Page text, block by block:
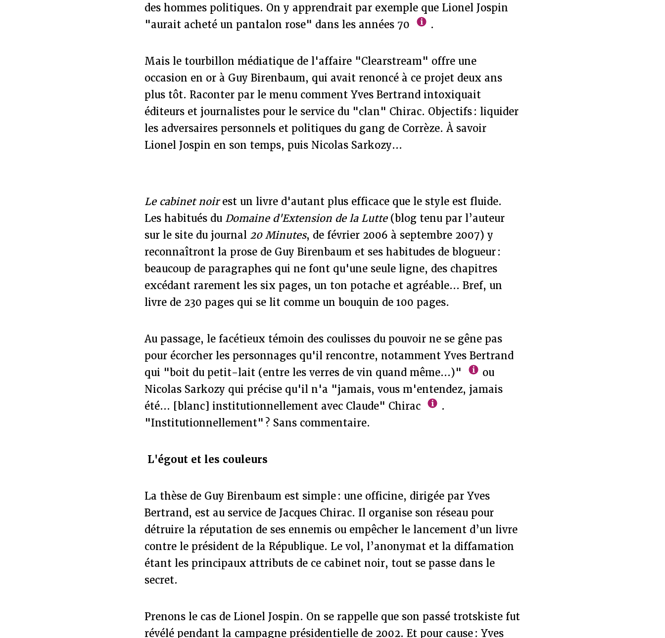
des hommes politiques. On y apprendrait par exemple que Lionel Jospin
"aurait acheté un pantalon rose" dans les années 70
.
Mais le tourbillon médiatique de l'affaire "Clearstream" offre une
occasion en or à Guy Birenbaum, qui avait renoncé à ce projet deux ans
plus tôt. Raconter par le menu comment Yves Bertrand intoxiquait
éditeurs et journalistes pour le service du "clan" Chirac. Objectifs : liquider
les adversaires personnels et politiques du gang de Corrèze. À savoir
Lionel Jospin en son temps, puis Nicolas Sarkozy...
Le cabinet noirest un livre d'autant plus efficace que le style est fluide.
Les habitués du Domaine d'Extension de la Lutte (blog tenu par l’auteur
sur le site du journal 20 Minutes, de février 2006 à septembre 2007) y
reconnaîtront la prose de Guy Birenbaum et ses habitudes de blogueur :
beaucoup de paragraphes qui ne font qu'une seule ligne, des chapitres
excédant rarement les six pages, un ton potache et agréable... Bref, un
livre de 230 pages qui se lit comme un bouquin de 100 pages.
Au passage, le facétieux témoin des coulisses du pouvoir ne se gêne pas
pour écorcher les personnages qu'il rencontre, notamment Yves Bertrand
qui "boit du petit-lait (entre les verres de vin quand même...)"
ou
Nicolas Sarkozy qui précise qu'il n'a "jamais, vous m'entendez, jamais
été... [blanc] institutionnellement avec Claude" Chirac
.
"Institutionnellement" ? Sans commentaire.
L'égout et les couleurs
La thèse de Guy Birenbaum est simple : une officine, dirigée par Yves
Bertrand, est au service de Jacques Chirac. Il organise son réseau pour
détruire la réputation de ses ennemis ou empêcher le lancement d’un livre
contre le président de la République. Le vol, l’anonymat et la diffamation
étant les principaux attributs de ce cabinet noir, tout se passe dans le
secret.
Prenons le cas de Lionel Jospin. On se rappelle que son passé trotskiste fut
révélé pendant la campagne présidentielle de 2002. Et pour cause : Yves